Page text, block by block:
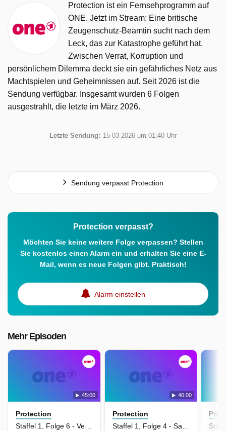
Protection ist ein Fernsehprogramm auf
ONE. Jetzt im Stream: Eine britische
Zeugenschutz‑Beamtin sucht nach dem
Leck, das zur Katastrophe geführt hat.
Zwischen Verrat, Korruption und
persönlichem Dilemma deckt sie ein gefährliches Netz aus
Machtspielen und Geheimnissen auf. Seit 2026 ist die
Sendung verfügbar. Insgesamt wurden 6 Folgen
ausgestrahlt, die letzte im März 2026.
Letzte Sendung: 15-03-2026 um 01:40 Uhr
Sendung verpasst Protection
Protection verpasst?
Möchten Sie keine weitere Folge verpassen? Stellen
Sie kostenlos einen Alarm ein und erhalten Sie eine E-
Mail, wenn es neue Folgen gibt. Praktisch!
Alarm einstellen
Mehr Episoden
45:00
Protection
Staffel 1, Folge 6 - Verschwörung (Protection)
40:00
Protection
Staffel 1, Folge 4 - Sabotage (Protection)